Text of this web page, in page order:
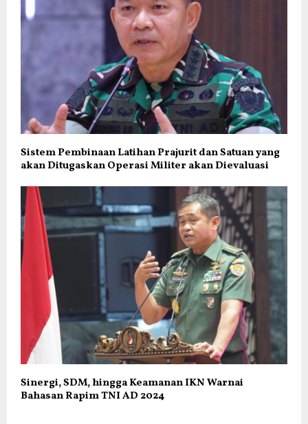
Sistem Pembinaan Latihan Prajurit dan Satuan yang
akan Ditugaskan Operasi Militer akan Dievaluasi
Sinergi, SDM, hingga Keamanan IKN Warnai
Bahasan Rapim TNI AD 2024